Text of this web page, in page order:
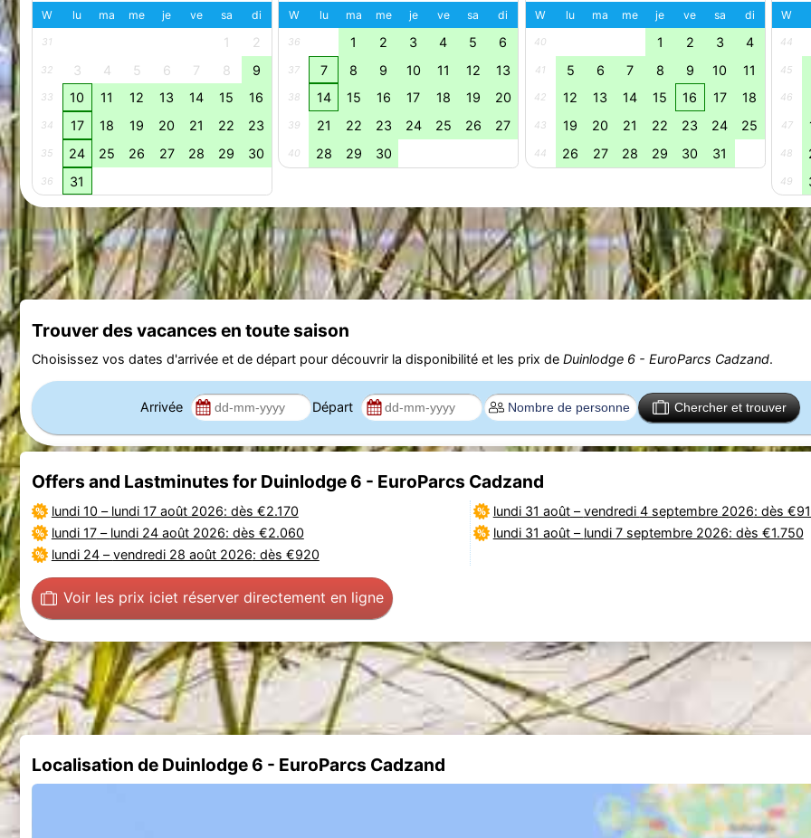
W lu ma me je ve sa di
31 1 2
32 3 4 5 6 7 8 9
33 10 11 12 13 14 15 16
34 17 18 19 20 21 22 23
35 24 25 26 27 28 29 30
36 31
W lu ma me je ve sa di
36 1 2 3 4 5 6
37 7 8 9 10 11 12 13
38 14 15 16 17 18 19 20
39 21 22 23 24 25 26 27
40 28 29 30
W lu ma me je ve sa di
40 1 2 3 4
41 5 6 7 8 9 10 11
42 12 13 14 15 16 17 18
43 19 20 21 22 23 24 25
44 26 27 28 29 30 31
W
44
45
46
47
48
49
Trouver des vacances en toute saison
Choisissez vos dates d'arrivée et de départ pour découvrir la disponibilité et les prix de Duinlodge 6 - EuroParcs Cadzand.
Arrivée Départ Chercher et trouver
Offers and Lastminutes for Duinlodge 6 - EuroParcs Cadzand
lundi 10 – lundi 17 août 2026: dès €2.170
lundi 17– lundi 24 août 2026: dès €2.060
lundi 24–vendredi 28 août 2026: dès €920
lundi 31 août– vendredi 4 septembre 2026: dès
lundi 31 août– lundi 7 septembre 2026: dès €1.750
Voir les prix iciet réserver directement en ligne
Localisation de Duinlodge 6 - EuroParcs Cadzand